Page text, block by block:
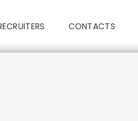
CONTACTS